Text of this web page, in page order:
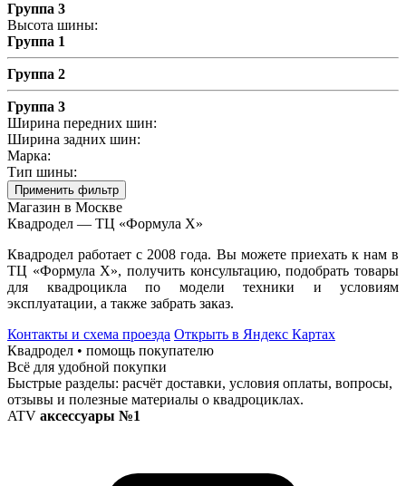
Группа 3
Высота шины:
Группа 1
Группа 2
Группа 3
Ширина передних шин:
Ширина задних шин:
Марка:
Тип шины:
Применить фильтр
Магазин в Москве
Квадродел — ТЦ «Формула Х»
Квадродел работает с 2008 года. Вы можете приехать к нам в
ТЦ «Формула Х», получить консультацию, подобрать товары
для квадроцикла по модели техники и условиям
эксплуатации, а также забрать заказ.
Контакты и схема проезда Открыть в Яндекс Картах
Квадродел • помощь покупателю
Всё для удобной покупки
Быстрые разделы: расчёт доставки, условия оплаты, вопросы,
отзывы и полезные материалы о квадроциклах.
ATV аксессуары №1